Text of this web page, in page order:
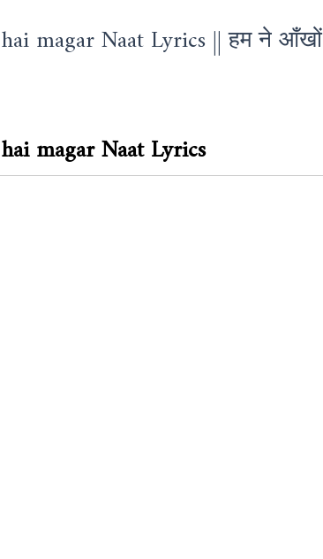
magar Naat Lyrics || हम ने आँखों
magar Naat Lyrics